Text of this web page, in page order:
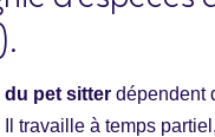
du pet sitter dépendent
travaille à temps